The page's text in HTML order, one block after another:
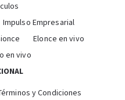
Impulso Empresarial
Elonce en vivo
en vivo
y Condiciones